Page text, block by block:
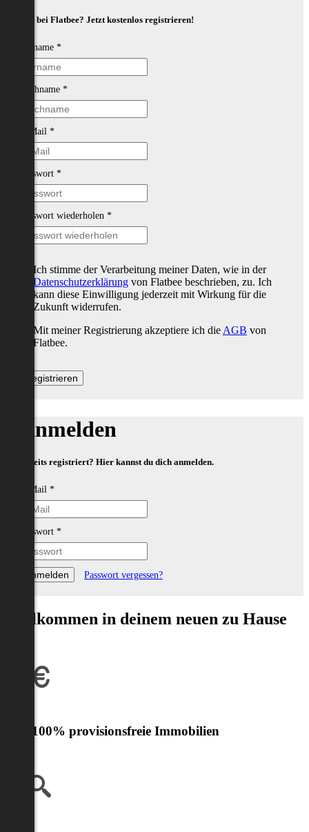
Neu bei Flatbee? Jetzt kostenlos registrieren!
Vorname *
Nachname *
E-Mail *
Passwort *
Passwort wiederholen *
Ich stimme der Verarbeitung meiner Daten, wie in der
Datenschutzerklärung von Flatbee beschrieben, zu. Ich
kann diese Einwilligung jederzeit mit Wirkung für die
Zukunft widerrufen.
Mit meiner Registrierung akzeptiere ich die AGB von
Flatbee.
Anmelden
Bereits registriert? Hier kannst du dich anmelden.
E-Mail *
Passwort *
Passwort vergessen?
Willkommen in deinem neuen zu Hause
Nur 100% provisionsfreie Immobilien